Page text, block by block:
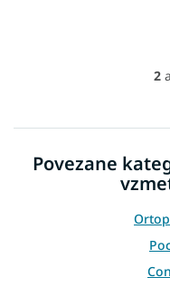
2
Povezane